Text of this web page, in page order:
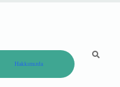
Hakkımızda